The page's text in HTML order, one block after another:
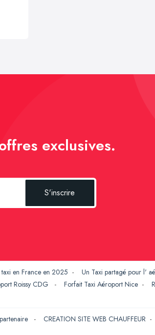
exclusives.
S'inscrire
taxi en France en 2025 - Un Taxi partagé pour l'
Roissy CDG - Forfait Taxi Aéroport Nice -
- CREATION SITE WEB CHAUFFEUR -